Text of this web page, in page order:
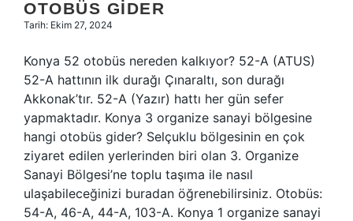
OTOBÜS GIDER
Tarih: Ekim 27, 2024
Konya 52 otobüs nereden kalkıyor? 52-A (ATUS)
52-A hattının ilk durağı Çınaraltı, son durağı
Akkonak’tır. 52-A (Yazır) hattı her gün sefer
yapmaktadır. Konya 3 organize sanayi bölgesine
hangi otobüs gider? Selçuklu bölgesinin en çok
ziyaret edilen yerlerinden biri olan 3. Organize
Sanayi Bölgesi’ne toplu taşıma ile nasıl
ulaşabileceğinizi buradan öğrenebilirsiniz. Otobüs:
54-A, 46-A, 44-A, 103-A. Konya 1 organize sanayi